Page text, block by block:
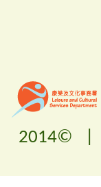
2014© |